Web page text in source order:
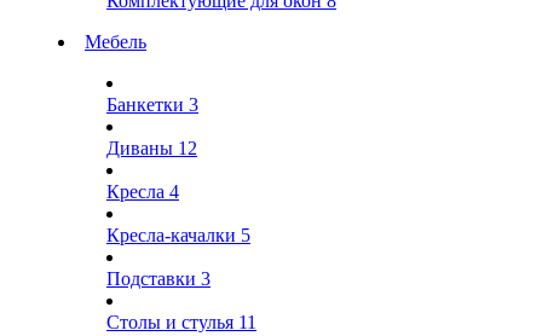
Мебель
Банкетки 3
Диваны 12
Кресла 4
Кресла-качалки 5
Подставки 3
Столы и стулья 11